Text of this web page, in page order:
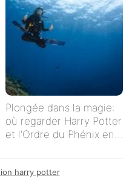
Plongée dans la magie:
où regarder Harry Potter
et l’Ordre du Phénix en
harry potter